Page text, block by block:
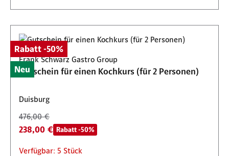
Rabatt -50%
Neu
Frank Schwarz Gastro Group
Gutschein für einen Kochkurs (für 2 Personen)
Duisburg
476,00 €
238,00 € Rabatt -50%
Verfügbar: 5 Stück